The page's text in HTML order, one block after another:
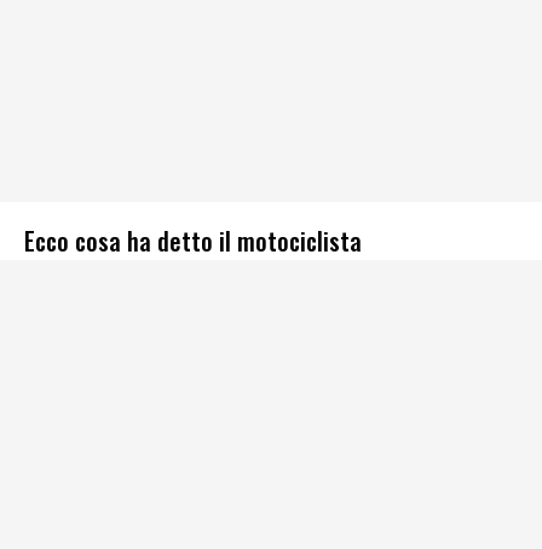
Ecco cosa ha detto il motociclista